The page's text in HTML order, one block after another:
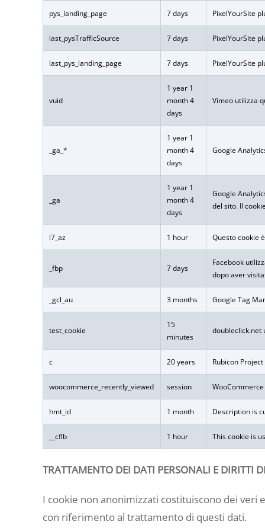
pys_landing_page 7 days PixelYourSite
last_pysTrafficSource 7 days PixelYourSite
last_pys_landing_page 7 days PixelYourSite
vuid
1 year 1
month 4
days
Vimeo utilizza
_ga_*
1 year 1
month 4
days
Google
_ga
1 year 1
month 4
days
Google
del sito. Il
l7_az 1 hour Questo cookie
_fbp 7 days
Facebook
dopo aver
_gcl_au 3 months Google Tag
test_cookie
15
minutes
doubleclick.net
c 20 years Rubicon
woocommerce_recently_viewed session
hmt_id 1 month Description is
__cflb 1 hour This cookie is
TRATTAMENTO DEI DATI PERSONALI E DIRITTI
I cookie non anonimizzati costituiscono dei veri
con riferimento al trattamento di questi dati.